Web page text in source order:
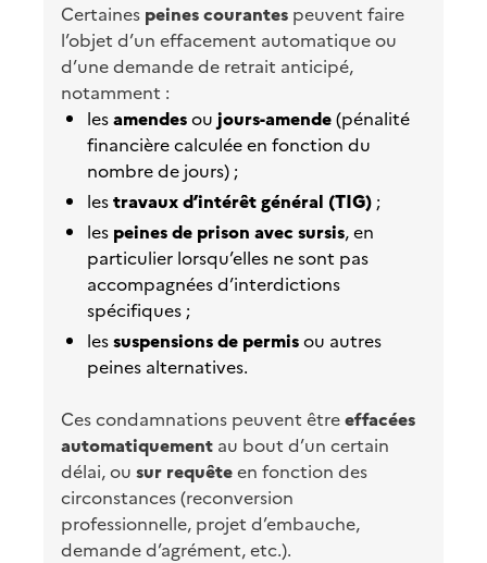
Certaines peines courantes peuvent faire
l’objet d’un effacement automatique ou
d’une demande de retrait anticipé,
notamment :
lesamendesou jours-amende(pénalité
financière calculée en fonction du
nombre de jours) ;
lestravaux d’intérêt général (TIG) ;
les peines de prison avec sursis, en
particulier lorsqu’elles ne sont pas
accompagnées d’interdictions
spécifiques ;
lessuspensions de permisou autres
peines alternatives.
Ces condamnations peuvent êtreeffacées
automatiquement au bout d’un certain
délai, ou sur requêteen fonction des
circonstances (reconversion
professionnelle, projet d’embauche,
demande d’agrément, etc.).